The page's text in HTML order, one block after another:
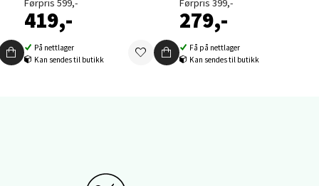
Førpris 599,-
419,-
På nettlager
Kan sendes til butikk
Førpris 399,-
279,-
Få på nettlager
Kan sendes til butikk